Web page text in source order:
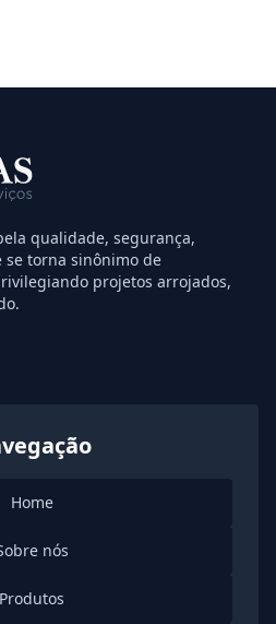
qualidade, segurança,
torna sinônimo de
projetos arrojados,
Home
nós
Produtos